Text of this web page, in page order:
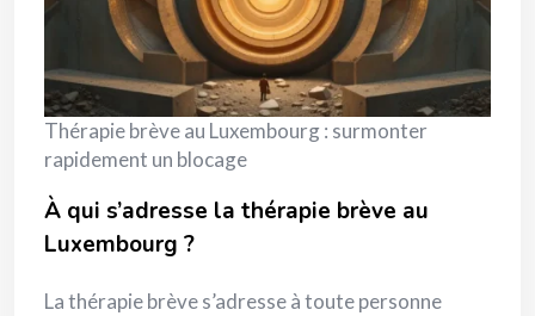
Thérapie brève au Luxembourg : surmonter
rapidement un blocage
À qui s’adresse la thérapie brève au
Luxembourg ?
La thérapie brève s’adresse à toute personne